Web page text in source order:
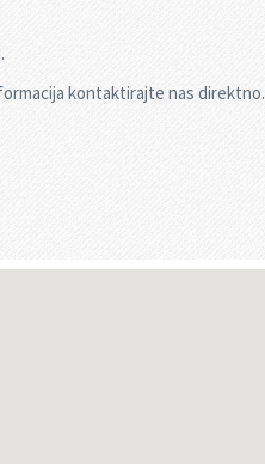
kontaktirajte nas direktno.